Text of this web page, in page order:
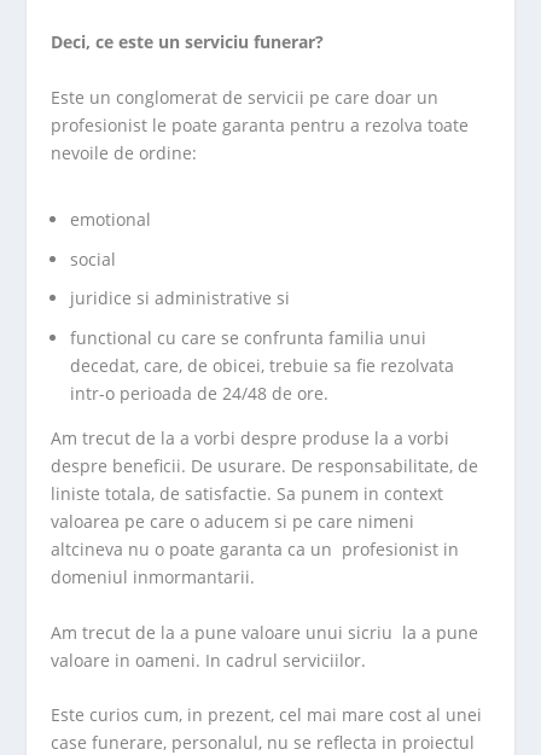
Deci, ce este un serviciu funerar?
Este un conglomerat de servicii pe care doar un
profesionist le poate garanta pentru a rezolva toate
nevoile de ordine:
emotional
social
juridice si administrative si
functional cu care se confrunta familia unui
decedat, care, de obicei, trebuie sa fie rezolvata
intr-o perioada de 24/48 de ore.
Am trecut de la a vorbi despre produse la a vorbi
despre beneficii. De usurare. De responsabilitate, de
liniste totala, de satisfactie. Sa punem in context
valoarea pe care o aducem si pe care nimeni
altcineva nu o poate garanta ca un profesionist in
domeniul inmormantarii.
Am trecut de la a pune valoare unui sicriu la a pune
valoare in oameni. In cadrul serviciilor.
Este curios cum, in prezent, cel mai mare cost al unei
case funerare, personalul, nu se reflecta in proiectul